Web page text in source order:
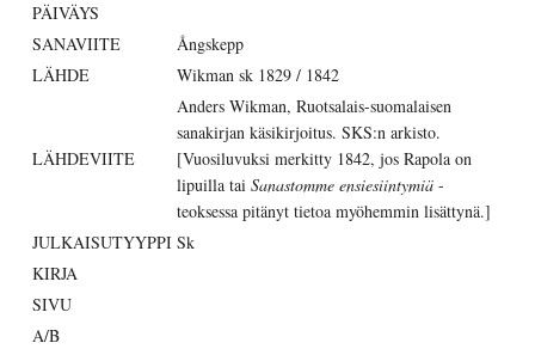
PÄIVÄYS
SANAVIITE
Ångskepp
LÄHDE
Wikman sk 1829 / 1842
LÄHDEVIITE
Anders Wikman, Ruotsalais-suomalaisen
sanakirjan käsikirjoitus. SKS:n arkisto.
[Vuosiluvuksi merkitty 1842, jos Rapola on
lipuilla tai Sanastomme ensiesiintymiä -
teoksessa pitänyt tietoa myöhemmin lisättynä.]
JULKAISUTYYPPI Sk
KIRJA
SIVU
A/B